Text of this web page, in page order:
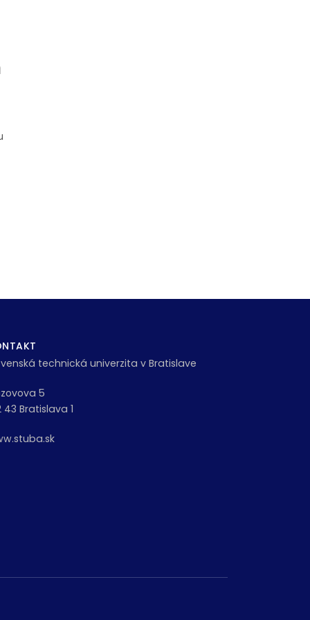
technická univerzita v Bratislave
5
43 Bratislava 1